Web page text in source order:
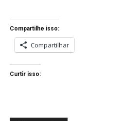
Compartilhe isso:
Compartilhar
Curtir isso: